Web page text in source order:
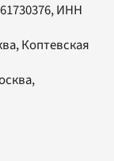
ИНН
Коптевская
,